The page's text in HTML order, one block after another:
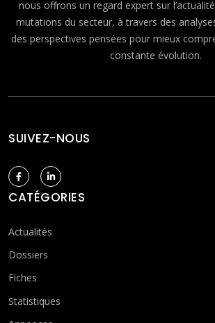
nous offrons un regard expert sur
mutations du secteur, à travers des
des perspectives pensées pour mieux
constante évolution.
SUIVEZ-NOUS
CATÉGORIES
Actualités
Dossiers
Fiches
Statistiques